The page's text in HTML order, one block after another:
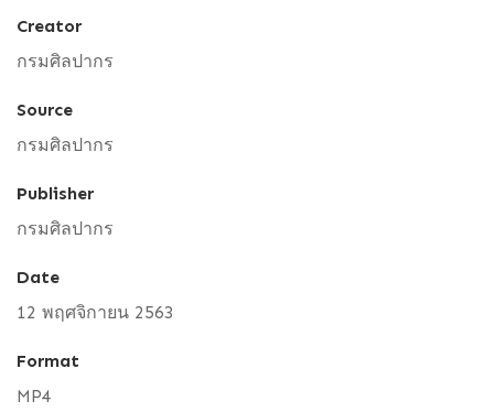
Creator
กรมศิลปากร
Source
กรมศิลปากร
Publisher
กรมศิลปากร
Date
12 พฤศจิกายน 2563
Format
MP4